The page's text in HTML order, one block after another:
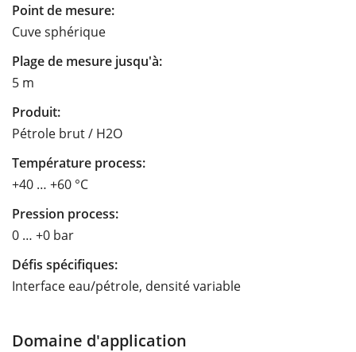
Point de mesure:
Cuve sphérique
Plage de mesure jusqu'à:
5 m
Produit:
Pétrole brut / H2O
Température process:
+40 … +60 °C
Pression process:
0 … +0 bar
Défis spécifiques:
Interface eau/pétrole, densité variable
Domaine d'application